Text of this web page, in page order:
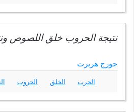
نتيجة الحروب خلق اللصوص
جورج هربرت
الحرب الخلق الحروب